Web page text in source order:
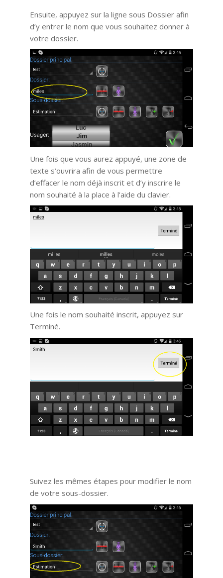
Ensuite, appuyez sur la ligne sous Dossier afin
d’y entrer le nom que vous souhaitez donner à
votre dossier.
Une fois que vous aurez appuyé, une zone de
texte s’ouvrira afin de vous permettre
d’effacer le nom déjà inscrit et d’y inscrire le
nom souhaité à la place à l’aide du clavier.
Une fois le nom souhaité inscrit, appuyez sur
Terminé.
Suivez les mêmes étapes pour modifier le nom
de votre sous-dossier.